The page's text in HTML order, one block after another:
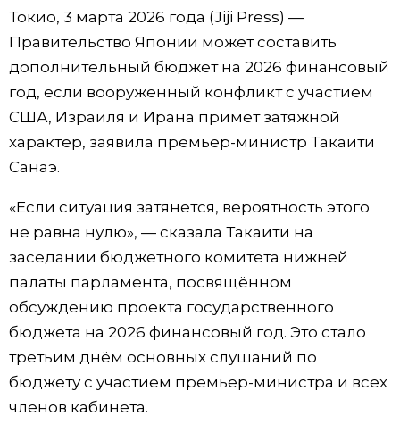
Фото/Видео
Разделы
Люди
Блог
Политика
Экономика
Общество
Культура
Жизнь
Популярные статьи
Японский язык
Японский калейдоскоп
Семья
Еда и напитки
Токио, 3 марта 2026 года (Jiji Press) —
Правительство Японии может составить
дополнительный бюджет на 2026 финансовый
год, если вооружённый конфликт с участием
США, Израиля и Ирана примет затяжной
характер, заявила премьер-министр Такаити
Санаэ.
«Если ситуация затянется, вероятность этого
не равна нулю», — сказала Такаити на
заседании бюджетного комитета нижней
палаты парламента, посвящённом
обсуждению проекта государственного
бюджета на 2026 финансовый год. Это стало
третьим днём основных слушаний по
бюджету с участием премьер-министра и всех
членов кабинета.